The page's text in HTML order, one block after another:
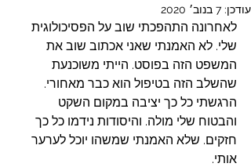
עודכן: 7 בנוב׳ 2020
לאחרונה התהפכתי שוב על הפסיכולוגית
שלי. לא האמנתי שאני אכתוב שוב את
המשפט הזה בפוסט. הייתי משוכנעת
שהשלב הזה בטיפול הוא כבר מאחורי.
הרגשתי כל כך יציבה במקום השקט
והבטוח שלי מולה. והיסודות נידמו כל כך
חזקים. שלא האמנתי שמשהו יוכל לערער
אותי.